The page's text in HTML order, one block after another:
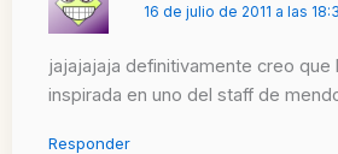
16 de julio de 2011 a las
jajajajaja definitivamente creo que
inspirada en uno del staff de
Responder